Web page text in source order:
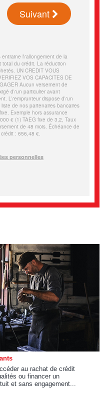
au rachat de crédit
ou financer un
et sans engagement...